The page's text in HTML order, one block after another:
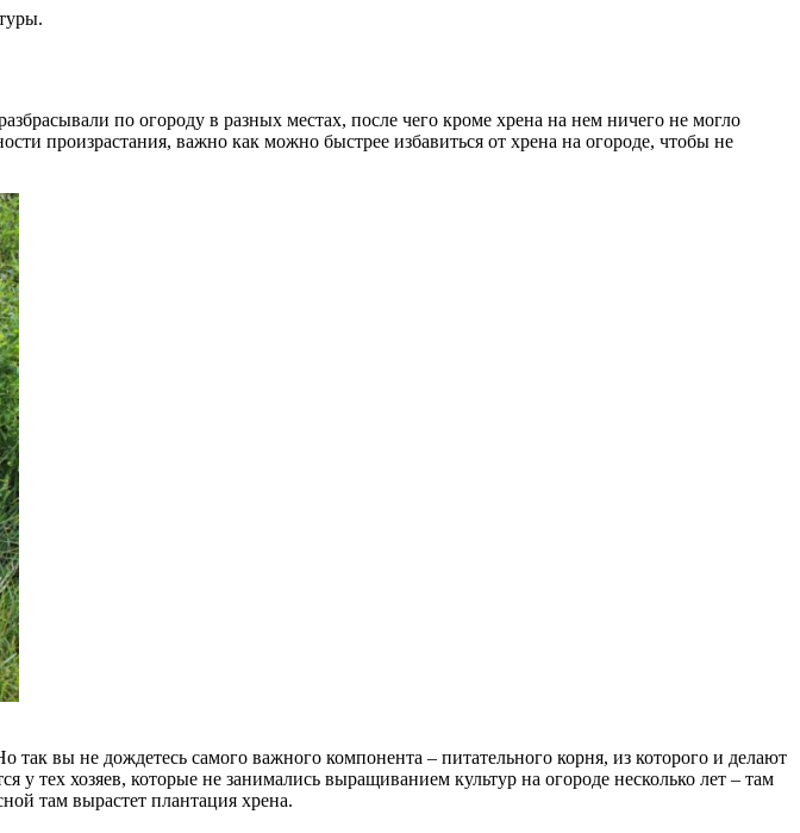
по огороду в разных местах, после чего кроме хрена на нем ничего не могло
произрастания, важно как можно быстрее избавиться от хрена на огороде, чтобы не
вы не дождетесь самого важного компонента – питательного корня, из которого и делают
тех хозяев, которые не занимались выращиванием культур на огороде несколько лет – там
там вырастет плантация хрена.